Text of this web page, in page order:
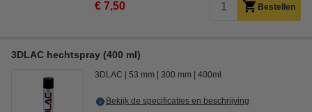
€ 7,50 Bestellen
3DLAC hechtspray (400 ml)
3DLAC 53 mm 300 mm 400ml
Bekijk de specificaties en beschrijving